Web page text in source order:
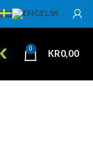
0 KR0,00